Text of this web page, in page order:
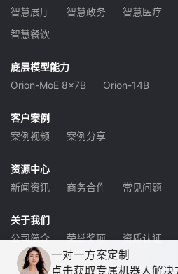
一对一方案定制
点击获取专属机器人解决
智慧展厅
智慧政务 智慧医疗
智慧餐饮
底层模型能力
Orion-MoE 8x7B
Orion-14B
客户案例
案例视频
案例分享
资源中心
新闻资讯
商务合作 常见问题
关于我们
公司简介
荣誉奖项 资质认证